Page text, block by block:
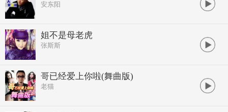
安东阳
姐不是母老虎
张斯斯
哥已经爱上你啦(舞曲版)
老猫